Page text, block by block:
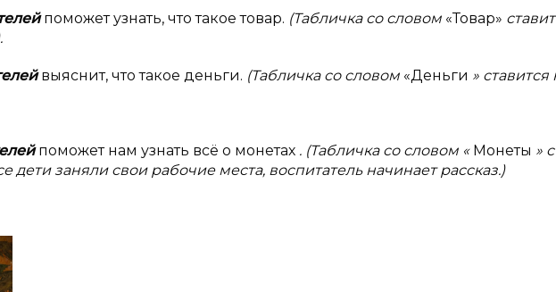
поможет узнать, что такое товар. (Табличка со словом «Товар»
выяснит, что такое деньги. (Табличка со словом «Деньги » ставится
поможет нам узнать всё о монетах . (Табличка со словом « Монеты »
дети заняли свои рабочие места, воспитатель начинает рассказ.)